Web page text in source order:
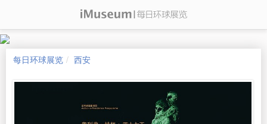
每日环球展览 西安